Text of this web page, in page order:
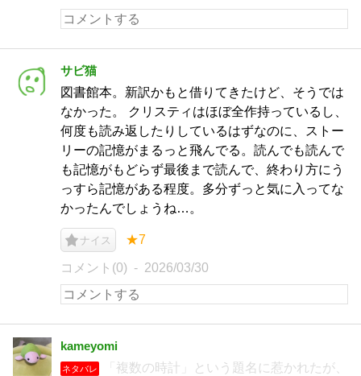
サビ猫
図書館本。新訳かもと借りてきたけど、そうでは
なかった。 クリスティはほぼ全作持っているし、
何度も読み返したりしているはずなのに、ストー
リーの記憶がまるっと飛んでる。読んでも読んで
も記憶がもどらず最後まで読んで、終わり方にう
っすら記憶がある程度。多分ずっと気に入ってな
かったんでしょうね…。
ナイス ★7
コメント(0) 2026/03/30
kameyomi
ネタバレ
「複数の時計」という題名に惹かれたが、